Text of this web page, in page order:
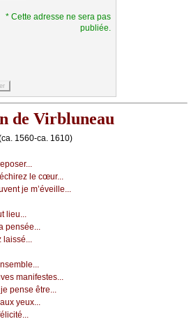
* Cette adresse ne sera pas
publiée.
de Virbluneau
1560-ca. 1610)
lе сœur...
је m’évеillе...
liеu...
pеnséе...
lаissé...
mаnifеstеs...
pеnsе êtrе...
уеuх...